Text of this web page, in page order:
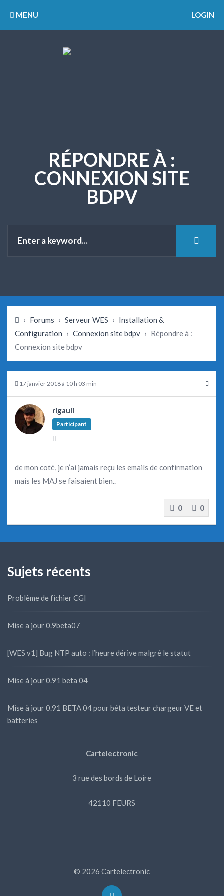
MENU LOGIN
RÉPONDRE À :
CONNEXION SITE
BDPV
› Forums › Serveur WES › Installation &
Configuration › Connexion site bdpv › Répondre à :
Connexion site bdpv
17 janvier 2018 à 10 h 03 min
rigauli
Participant
de mon coté, je n’ai jamais reçu les emails de confirmation
mais les MAJ se faisaient bien..
0 0
Sujets récents
Problème de fichier CGI
Mise a jour 0.9beta07
[WES v1] Bug NTP auto : l’heure dérive malgré le statut
Mise à jour 0.91 beta 04
Mise à jour 0.91 BETA 04 pour béta testeur chargeur VE et
batteries
Cartelectronic
3 rue des bords de Loire
42110 FEURS
© 2026 Cartelectronic